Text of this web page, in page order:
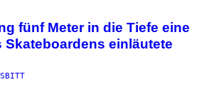
fünf Meter in die Tiefe eine
Skateboardens einläutete